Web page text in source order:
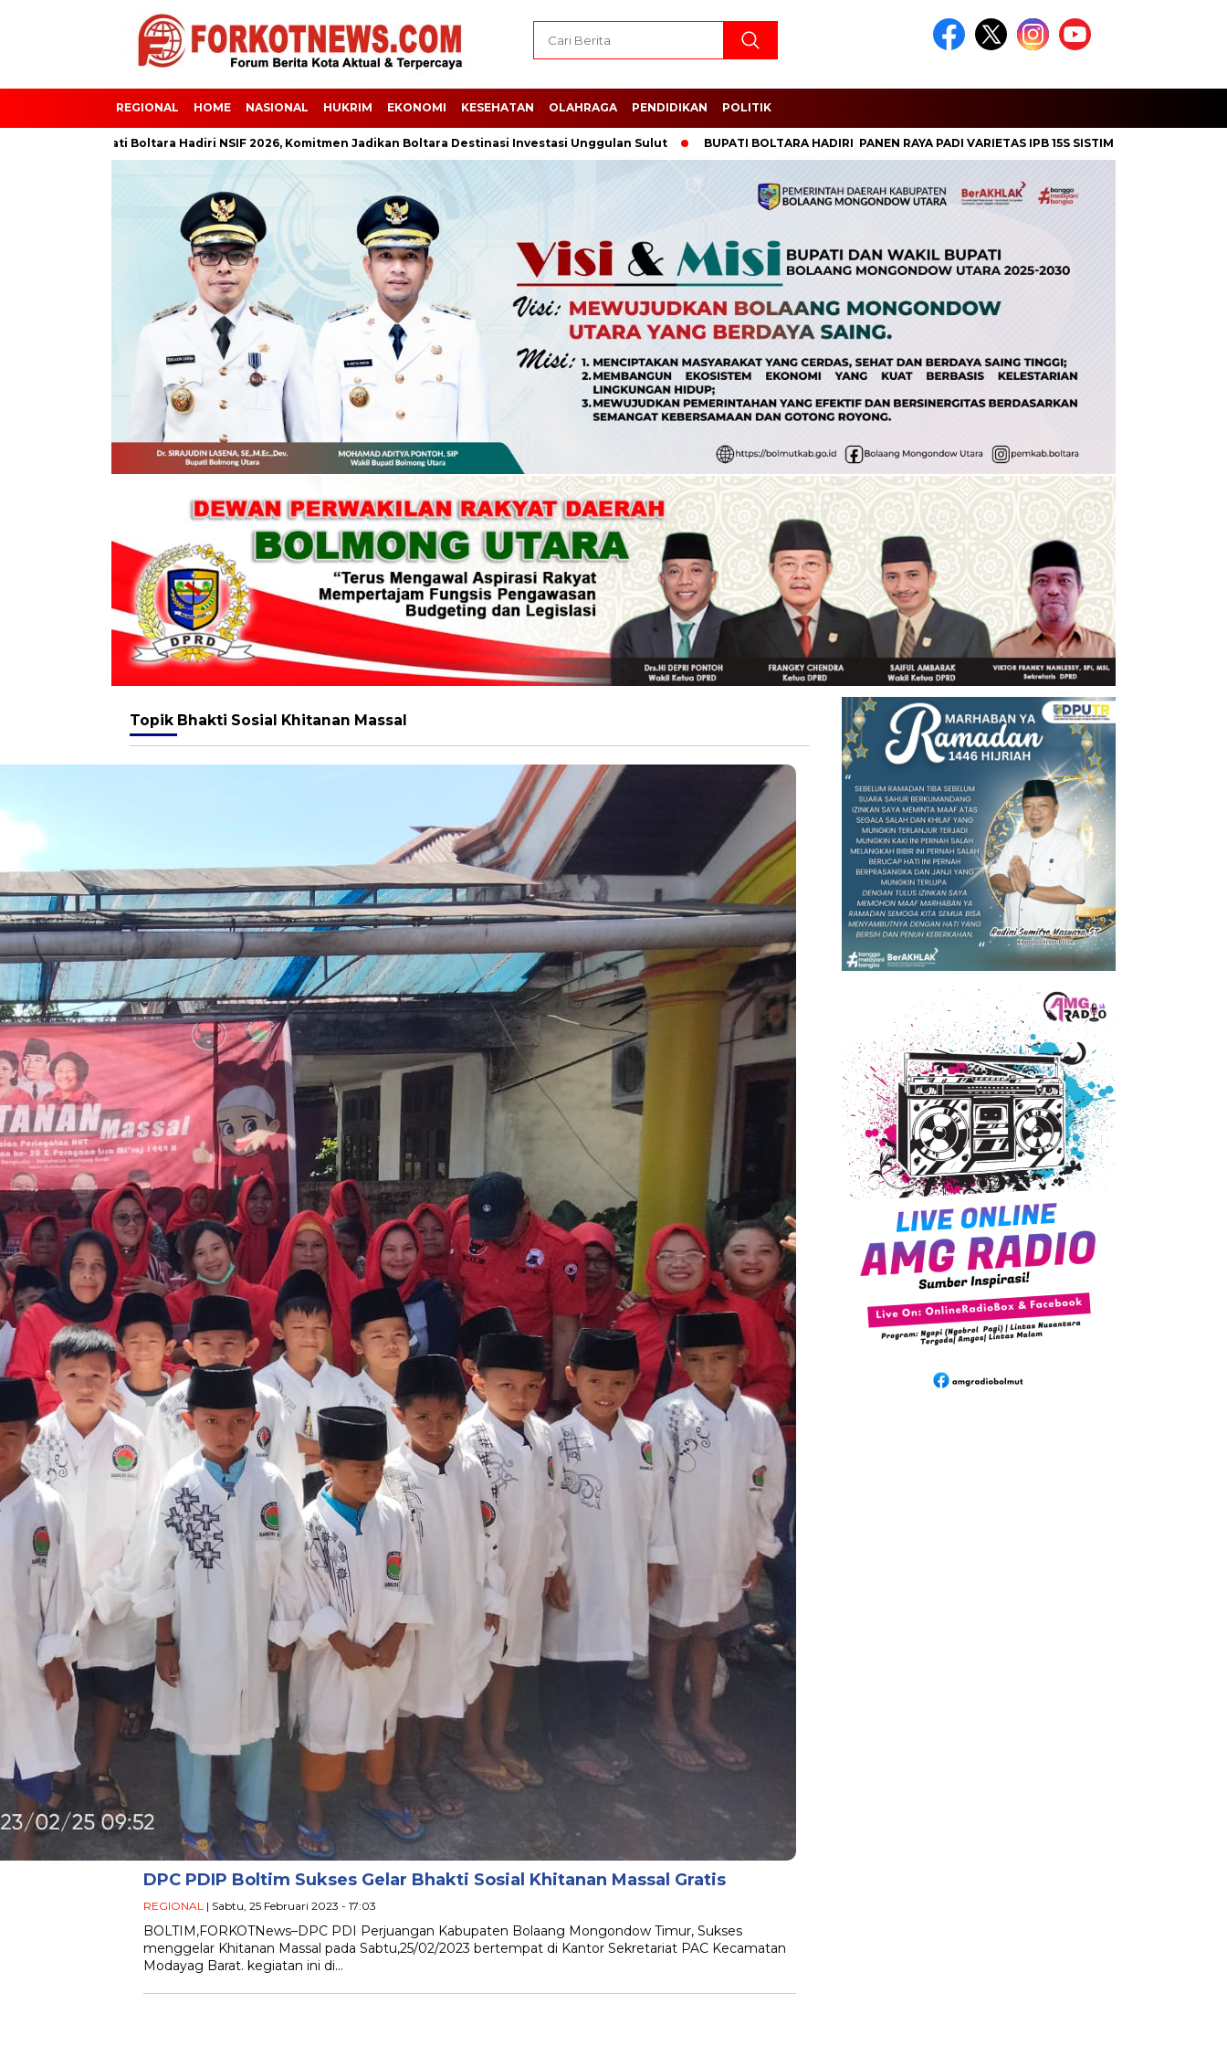
REGIONAL HOME NASIONAL HUKRIM EKONOMI KESEHATAN OLAHRAGA PENDIDIKAN POLITIK
Bupati Boltara Hadiri NSIF 2026, Komitmen Jadikan Boltara Destinasi Investasi Unggulan Sulut BUPATI BOLTARA HADIRI PANEN RAYA PADI VARIETAS IPB 15S SISTIM TABELA
Topik Bhakti Sosial Khitanan Massal
DPC PDIP Boltim Sukses Gelar Bhakti Sosial Khitanan Massal Gratis
REGIONAL | Sabtu, 25 Februari 2023 - 17:03
BOLTIM,FORKOTNews–DPC PDI Perjuangan Kabupaten Bolaang Mongondow Timur, Sukses
menggelar Khitanan Massal pada Sabtu,25/02/2023 bertempat di Kantor Sekretariat PAC Kecamatan
Modayag Barat. kegiatan ini di…